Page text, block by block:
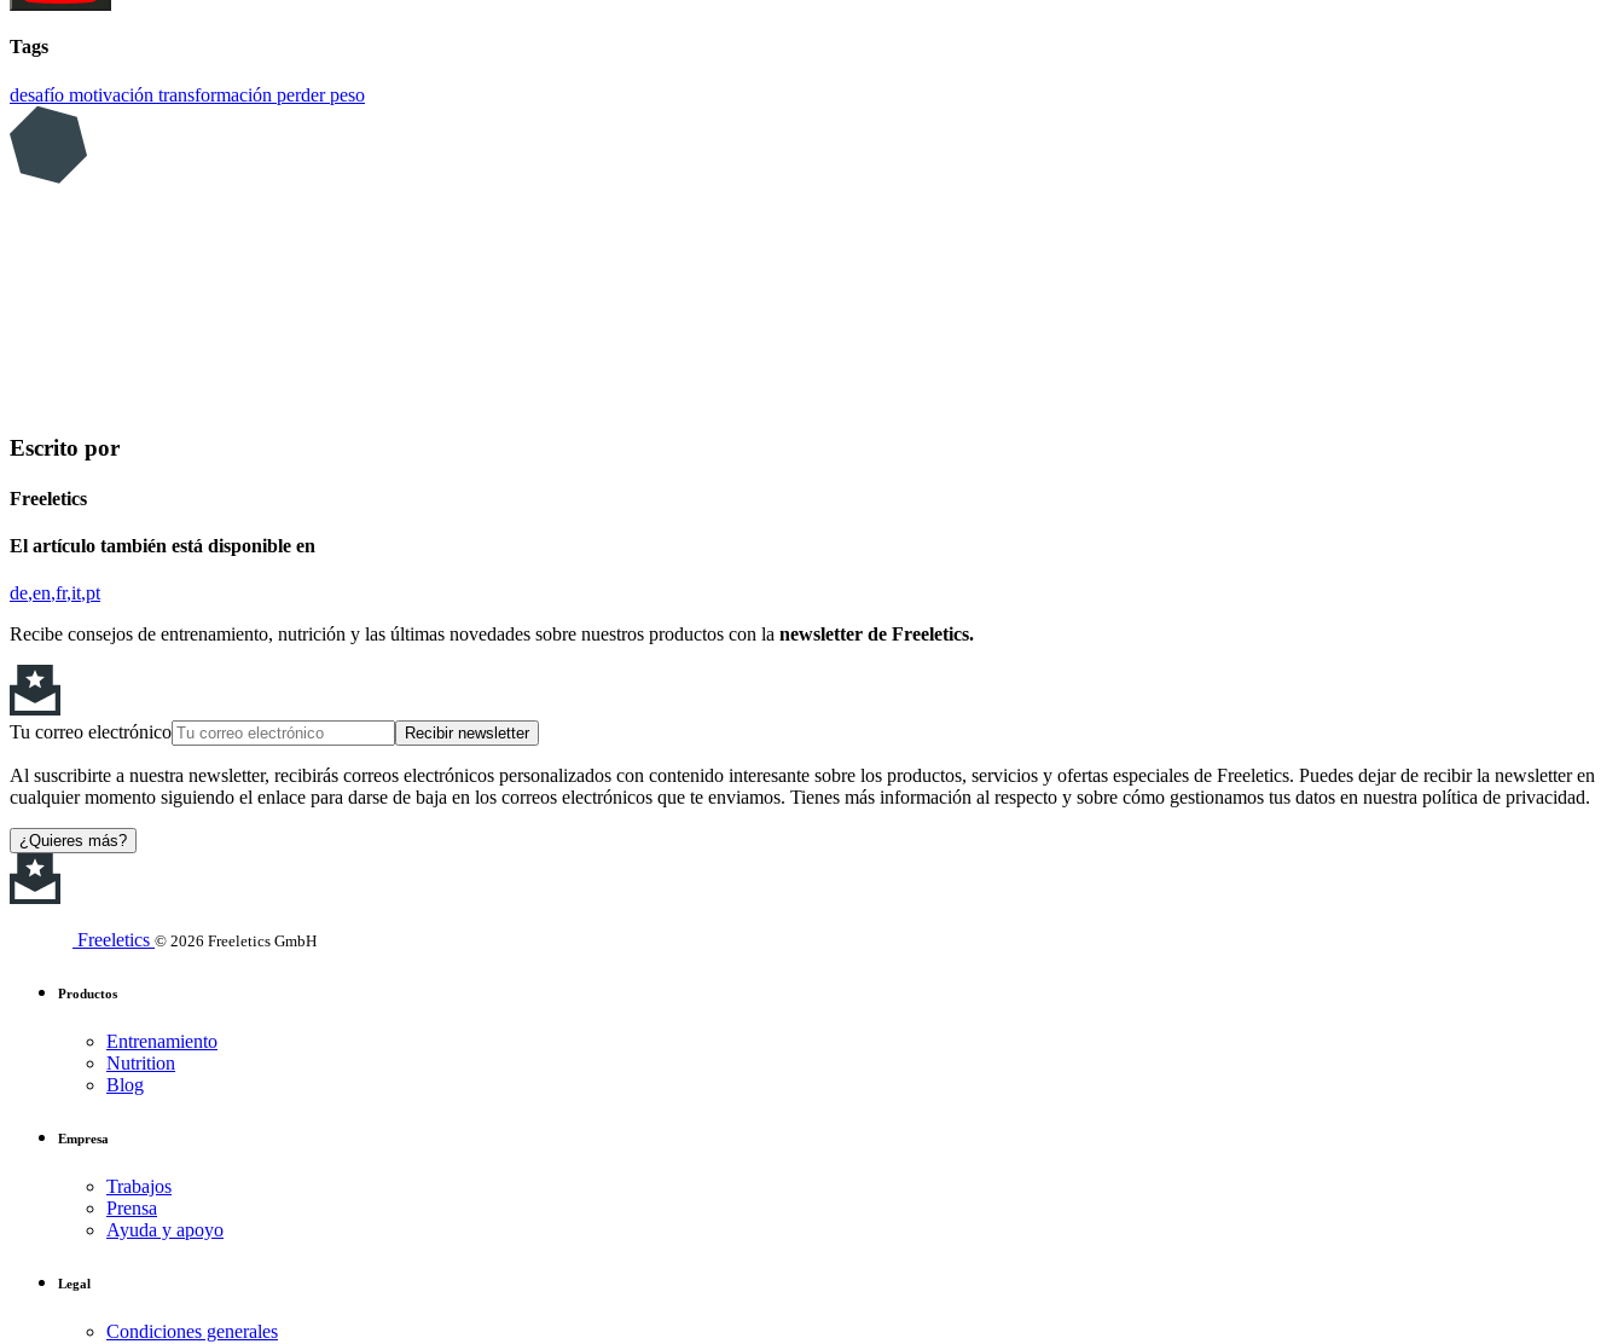
Tags
desafío motivación transformación perder peso
Escrito por
Freeletics
El artículo también está disponible en
de en fr it pt
Recibe consejos de entrenamiento, nutrición y las últimas novedades sobre nuestros productos con la newsletter de Freeletics.
Tu correo electrónico Recibir newsletter
Al suscribirte a nuestra newsletter, recibirás correos electrónicos personalizados con contenido interesante sobre los productos, servicios y ofertas especiales de Freeletics. Puedes dejar de recibir la newsletter en
cualquier momento siguiendo el enlace para darse de baja en los correos electrónicos que te enviamos. Tienes más información al respecto y sobre cómo gestionamos tus datos en nuestra política de privacidad.
¿Quieres más?
Freeletics © 2026 Freeletics GmbH
Productos
Entrenamiento
Nutrition
Blog
Empresa
Trabajos
Prensa
Ayuda y apoyo
Legal
Condiciones generales